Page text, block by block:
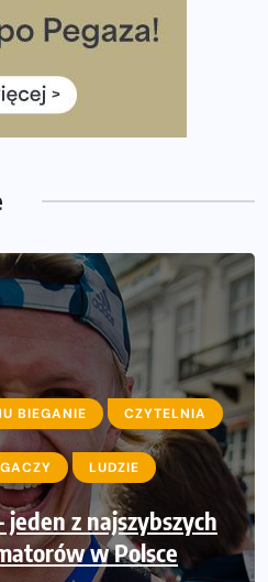
się na weekend z
Warszawskiego.
uczestników
BIEGANIE CZYTELNIA
LUDZIE
jeden z najszybszych
w Polsce
BIEGANIE CZYTELNIA
Rok? Rozpocznij
BIEGANIE!